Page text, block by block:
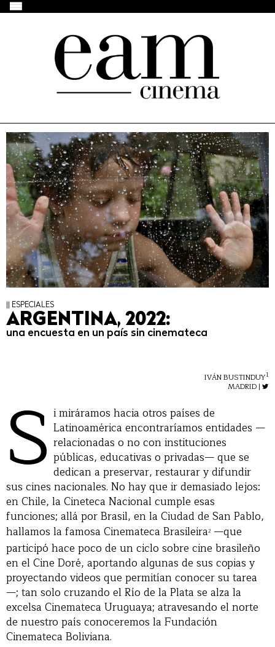
|| ESPECIALES
ARGENTINA, 2022:
una encuesta en un país sin cinemateca
IVÁN BUSTINDUY1
MADRID |
S i miráramos hacia otros países de
Latinoamérica encontraríamos entidades —
relacionadas o no con instituciones
públicas, educativas o privadas— que se
dedican a preservar, restaurar y difundir
sus cines nacionales. No hay que ir demasiado lejos:
en Chile, la Cineteca Nacional cumple esas
funciones; allá por Brasil, en la Ciudad de San Pablo,
hallamos la famosa Cinemateca Brasileira2 —que
participó hace poco de un ciclo sobre cine brasileño
en el Cine Doré, aportando algunas de sus copias y
proyectando videos que permitían conocer su tarea
—; tan solo cruzando el Río de la Plata se alza la
excelsa Cinemateca Uruguaya; atravesando el norte
de nuestro país conoceremos la Fundación
Cinemateca Boliviana.